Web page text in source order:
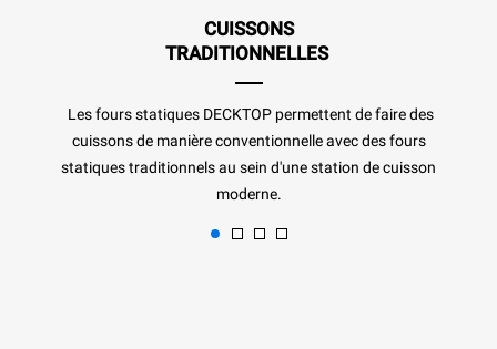
CUISSONS
TRADITIONNELLES
Les fours statiques DECKTOP permettent de faire des
cuissons de manière conventionnelle avec des fours
statiques traditionnels au sein d'une station de cuisson
moderne.